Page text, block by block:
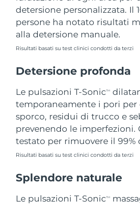
detersione personalizzata. Il
persone ha notato risultati
alla detersione manuale.
Risultati basati su test clinici condotti da terzi
Detersione profonda
Le pulsazioni T-SonicTM
temporaneamente i pori per
sporco, residui di trucco e
prevenendo le imperfezioni.
testato per rimuovere il 99%
Risultati basati su test clinici condotti da terzi
Splendore naturale
Le pulsazioni T-SonicTM
Filippine
Polonia
Qatar
Riunione
Romania
Russia
Arabia Saudita